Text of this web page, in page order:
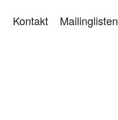
Kontakt Mailinglisten